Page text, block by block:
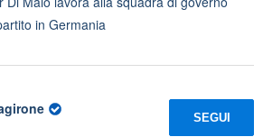
in Germania
SEGUI